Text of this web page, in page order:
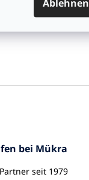
Ablehnen
bei Mükra
seit 1979